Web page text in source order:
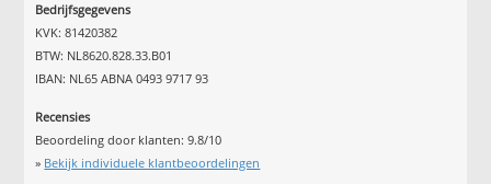
Bedrijfsgegevens
KVK: 81420382
BTW: NL8620.828.33.B01
IBAN: NL65 ABNA 0493 9717 93
Recensies
Beoordeling door klanten:9.8/10
» Bekijk individuele klantbeoordelingen